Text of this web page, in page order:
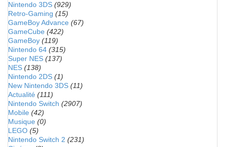
Nintendo 3DS (929)
Retro-Gaming (15)
GameBoy Advance (67)
GameCube (422)
GameBoy (119)
Nintendo 64 (315)
Super NES (137)
NES (138)
Nintendo 2DS (1)
New Nintendo 3DS (11)
Actualité (111)
Nintendo Switch (2907)
Mobile (42)
Musique (0)
LEGO (5)
Nintendo Switch 2 (231)